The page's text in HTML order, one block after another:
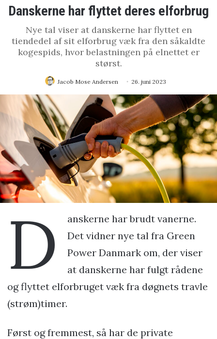
Danskerne har flyttet deres elforbrug
Nye tal viser at danskerne har flyttet en
tiendedel af sit elforbrug væk fra den såkaldte
kogespids, hvor belastningen på elnettet er
størst.
Jacob Mose Andersen 26. juni 2023
D
anskerne har brudt vanerne.
Det vidner nye tal fra Green
Power Danmark om, der viser
at danskerne har fulgt rådene
og flyttet elforbruget væk fra døgnets travle
(strøm)timer.
Først og fremmest, så har de private